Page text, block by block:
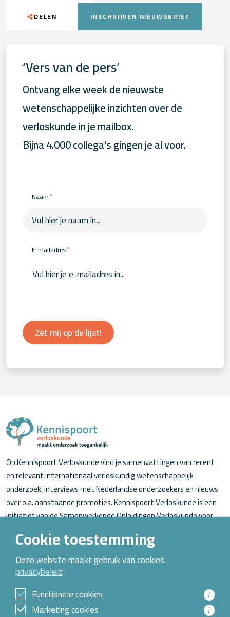
DELEN INSCHRIJVEN NIEUWSBRIEF
‘Vers van de pers’
Ontvang elke week de nieuwste
wetenschappelijke inzichten over de
verloskunde in je mailbox.
Bijna 4.000 collega's gingen je al voor.
Naam*
E-mailadres*
Zet mij op de lijst!
Op Kennispoort Verloskunde vind je samenvattingen van recent
en relevant internationaal verloskundig wetenschappelijk
onderzoek, interviews met Nederlandse onderzoekers en nieuws
over o.a. aanstaande promoties. Kennispoort Verloskunde is een
initiatief van de Samenwerkende Opleidingen Verloskunde voor
Over Kennispoort Verloskunde
Contact
Archief
Cookie toestemming
Deze website maakt gebruik van cookies.
privacybeleid
Functionele cookies
i
Marketing cookies i